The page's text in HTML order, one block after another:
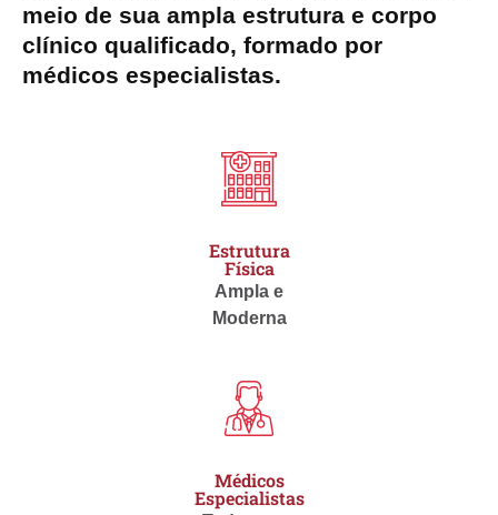
meio de sua ampla estrutura e corpo
clínico qualificado, formado por
médicos especialistas.
Estrutura
Física
Ampla e
Moderna
Médicos
Especialistas